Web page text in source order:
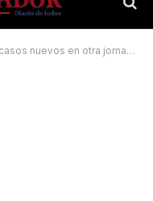
en otra jornada sin muertes